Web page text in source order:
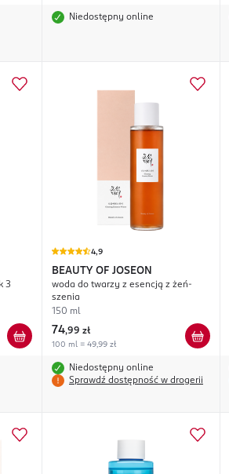
Niedostępny online
3
4,9
BEAUTY OF JOSEON
woda do twarzy z esencją z żeń-
szenia
150 ml
74,99 zł
100 ml = 49,99 zł
Niedostępny online
Sprawdź dostępność w drogerii